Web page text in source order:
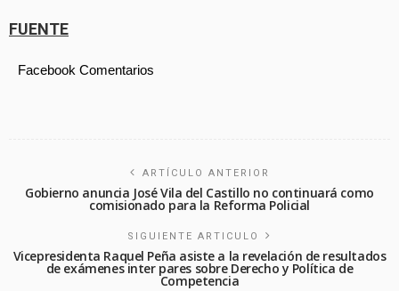
FUENTE
Facebook Comentarios
ARTÍCULO ANTERIOR
Gobierno anuncia José Vila del Castillo no continuará como
comisionado para la Reforma Policial
SIGUIENTE ARTICULO
Vicepresidenta Raquel Peña asiste a la revelación de resultados
de exámenes inter pares sobre Derecho y Política de
Competencia